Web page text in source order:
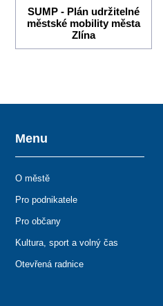
SUMP - Plán udržitelné
městské mobility města
Zlína
Menu
O městě
Pro podnikatele
Pro občany
Kultura, sport a volný čas
Otevřená radnice